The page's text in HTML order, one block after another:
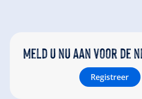
Meld u nu aan voor de
Registreer